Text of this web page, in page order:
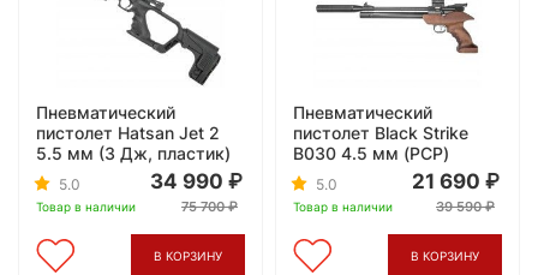
Пневматический
пистолет Hatsan Jet 2
5.5 мм (3 Дж, пластик)
5.0
Товар в наличии
34 990
75 700
В КОРЗИНУ
Пневматический
пистолет Black Strike
B030 4.5 мм (PCP)
5.0
Товар в наличии
21 690
39 590
В КОРЗИНУ